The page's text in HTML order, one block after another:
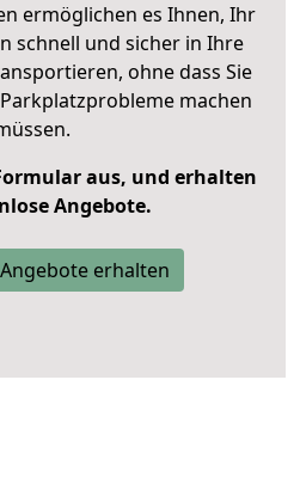
ermöglichen es Ihnen, Ihr
schnell und sicher in Ihre
ohne dass Sie
machen
aus, und erhalten
Angebote.
erhalten